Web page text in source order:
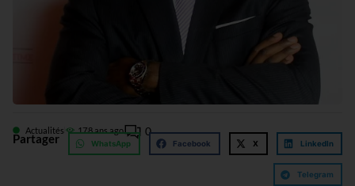
Actualités 178 ans ago 0
Partager WhatsApp Facebook X LinkedIn
Telegram